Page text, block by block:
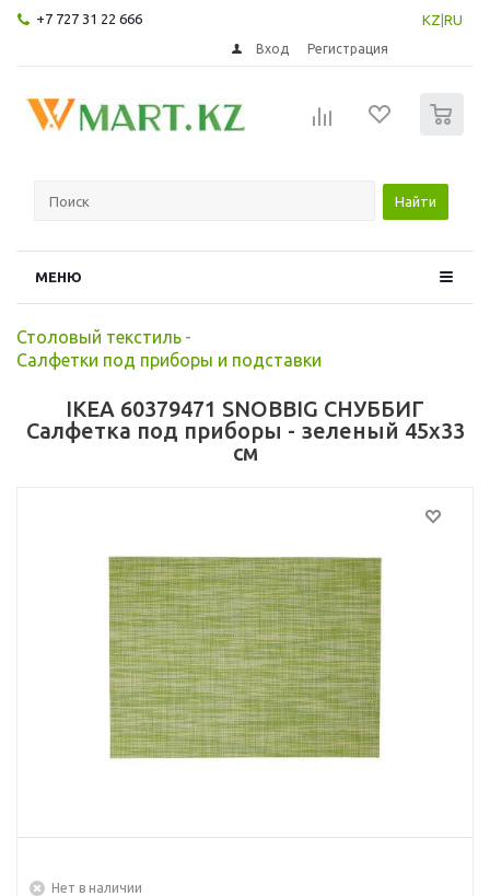
+7 727 31 22 666 KZ RU
Вход Регистрация
Найти
МЕНЮ
Столовый текстиль -
Салфетки под приборы и подставки
IKEA 60379471 SNOBBIG СНУББИГ
Салфетка под приборы - зеленый 45x33
см
Нет в наличии